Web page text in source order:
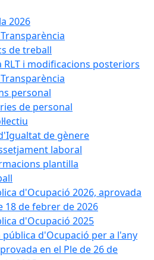
2026
de treball
RLT i modificacions posteriors
personal
de personal
de gènere
laboral
plantilla
d'Ocupació 2026, aprovada
18 de febrer de 2026
d'Ocupació 2025
d'Ocupació per a l'any
en el Ple de 26 de